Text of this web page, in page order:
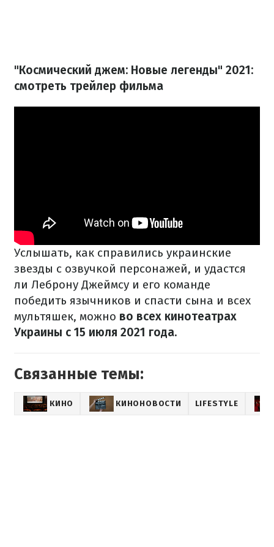
"Космический джем: Новые легенды" 2021:
смотреть трейлер фильма
Услышать, как справились украинские
звезды с озвучкой персонажей, и удастся
ли Леброну Джеймсу и его команде
победить язычников и спасти сына и всех
мультяшек, можно во всех кинотеатрах
Украины с 15 июля 2021 года.
Связанные темы:
КИНО КИНОНОВОСТИ LIFESTYLE